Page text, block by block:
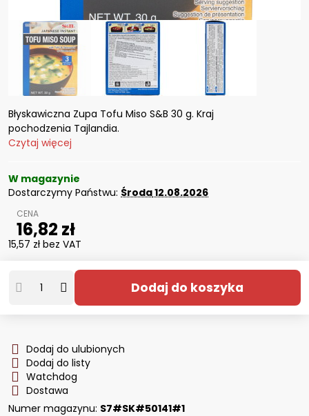
Błyskawiczna Zupa Tofu Miso S&B 30 g. Kraj
pochodzenia Tajlandia.
Czytaj więcej
W magazynie
Dostarczymy Państwu: Środa12.08.2026
16,82 zł
15,57 zł bez VAT
Dodaj do koszyka
Dodaj do ulubionych
Dodaj do listy
Watchdog
Dostawa
Numer magazynu: S7#SK#50141#1